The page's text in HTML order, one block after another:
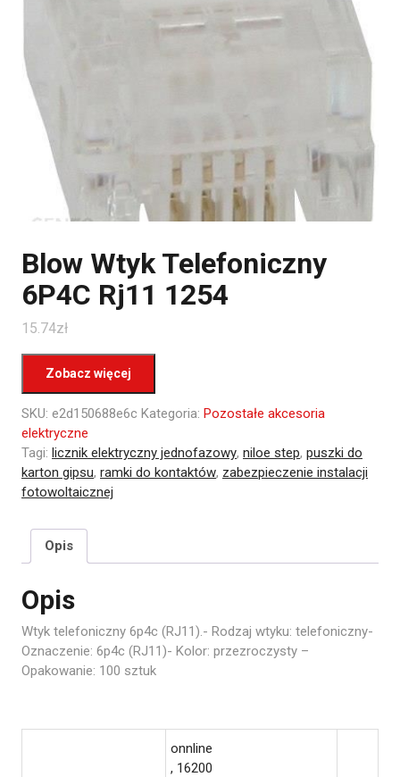
Blow Wtyk Telefoniczny
6P4C Rj11 1254
15.74zł
Zobacz więcej
SKU: e2d150688e6c Kategoria: Pozostałe akcesoria
elektryczne
Tagi: licznik elektryczny jednofazowy, niloe step, puszki do
karton gipsu, ramki do kontaktów, zabezpieczenie instalacji
fotowoltaicznej
Opis
Opis
Wtyk telefoniczny 6p4c (RJ11).- Rodzaj wtyku: telefoniczny-
Oznaczenie: 6p4c (RJ11)- Kolor: przezroczysty –
Opakowanie: 100 sztuk
onnline
, 16200